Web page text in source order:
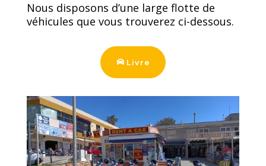
Nous disposons d’une large flotte de
véhicules que vous trouverez ci-dessous.
Livre